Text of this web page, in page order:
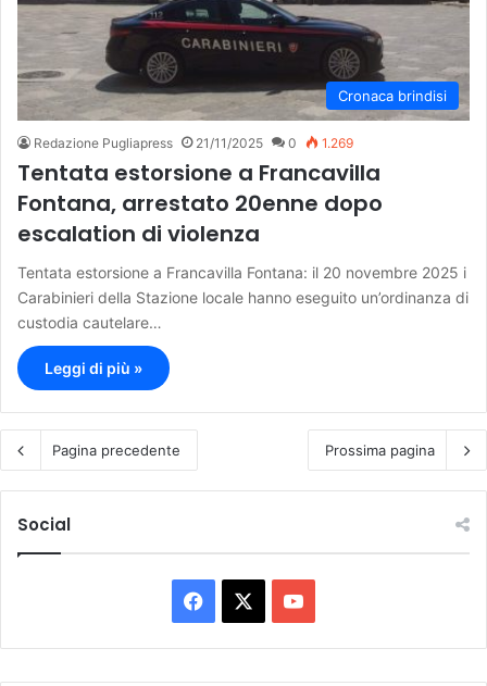
Cronaca brindisi
Redazione Pugliapress 21/11/2025 0 1.269
Tentata estorsione a Francavilla
Fontana, arrestato 20enne dopo
escalation di violenza
Tentata estorsione a Francavilla Fontana: il 20 novembre 2025 i
Carabinieri della Stazione locale hanno eseguito un’ordinanza di
custodia cautelare…
Leggi di più »
Pagina precedente Prossima pagina
Social
a
o